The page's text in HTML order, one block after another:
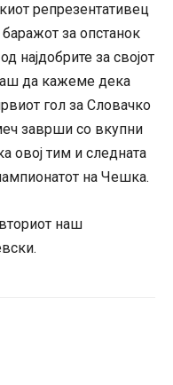
репрезентативец
за опстанок
најдобрите за својот
да кажеме дека
гол за Словачко
заврши со вкупни
овој тим и следната
на Чешка.
наш